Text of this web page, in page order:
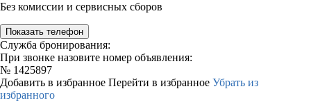
Без комиссии и сервисных сборов
Показать телефон
Служба бронирования:
При звонке назовите номер объявления:
№ 1425897
Добавить в избранное Перейти в избранное Убрать из
избранного